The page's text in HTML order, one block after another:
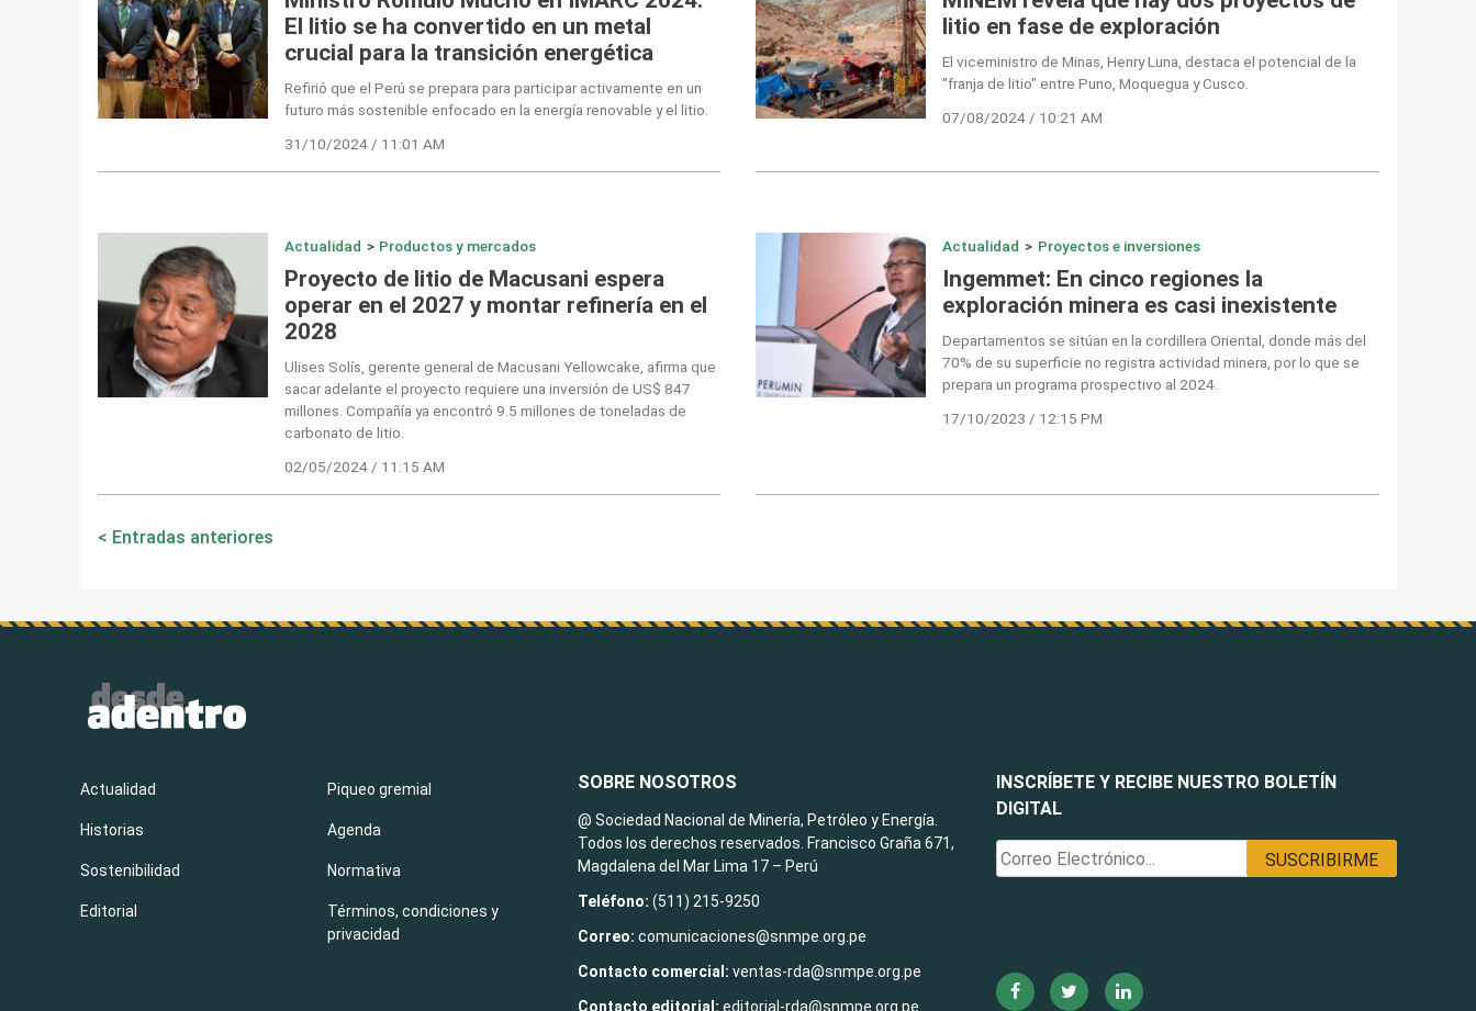
El litio se ha convertido en un metal
crucial para la transición energética
Refirió que el Perú se prepara para participar activamente en un
futuro más sostenible enfocado en la energía renovable y el litio.
31/10/2024 / 11:01 AM
litio en fase de exploración
El viceministro de Minas, Henry Luna, destaca el potencial de la
"franja de litio" entre Puno, Moquegua y Cusco.
07/08/2024 / 10:21 AM
Actualidad > Productos y mercados
Proyecto de litio de Macusani espera
operar en el 2027 y montar refinería en el
2028
Ulises Solís, gerente general de Macusani Yellowcake, afirma que
sacar adelante el proyecto requiere una inversión de US$ 847
millones. Compañía ya encontró 9.5 millones de toneladas de
carbonato de litio.
02/05/2024 / 11:15 AM
Actualidad > Proyectos e inversiones
Ingemmet: En cinco regiones la
exploración minera es casi inexistente
Departamentos se sitúan en la cordillera Oriental, donde más del
70% de su superficie no registra actividad minera, por lo que se
prepara un programa prospectivo al 2024.
17/10/2023 / 12:15 PM
Navegación
Entradas anteriores
INSCRÍBETE Y RECIBE NUESTRO BOLETÍN
DIGITAL
Actualidad
Historias
Sostenibilidad
Editorial
Piqueo gremial
Agenda
Normativa
Términos, condiciones y
privacidad
SOBRE NOSOTROS
@ Sociedad Nacional de Minería, Petróleo y Energía.
Todos los derechos reservados. Francisco Graña 671,
Magdalena del Mar Lima 17 – Perú
Teléfono: (511) 215-9250
Correo:comunicaciones@snmpe.org.pe
Contacto comercial: ventas-rda@snmpe.org.pe
Contacto editorial: editorial-rda@snmpe.org.pe